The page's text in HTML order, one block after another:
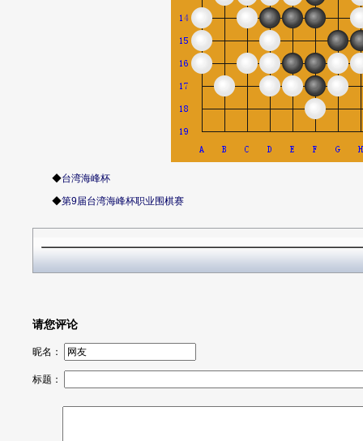
◆台湾海峰杯
◆第9届台湾海峰杯职业围棋赛
请您评论
昵名：
标题：